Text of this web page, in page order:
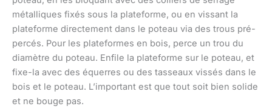
métalliques fixés sous la plateforme, ou en vissant la
plateforme directement dans le poteau via des trous pré-
percés. Pour les plateformes en bois, perce un trou du
diamètre du poteau. Enfile la plateforme sur le poteau, et
fixe-la avec des équerres ou des tasseaux vissés dans le
bois et le poteau. L’important est que tout soit bien solide
et ne bouge pas.